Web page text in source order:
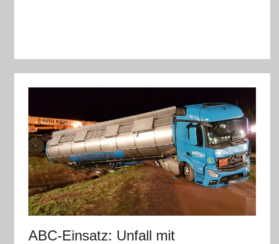
ABC-Einsatz: Unfall mit